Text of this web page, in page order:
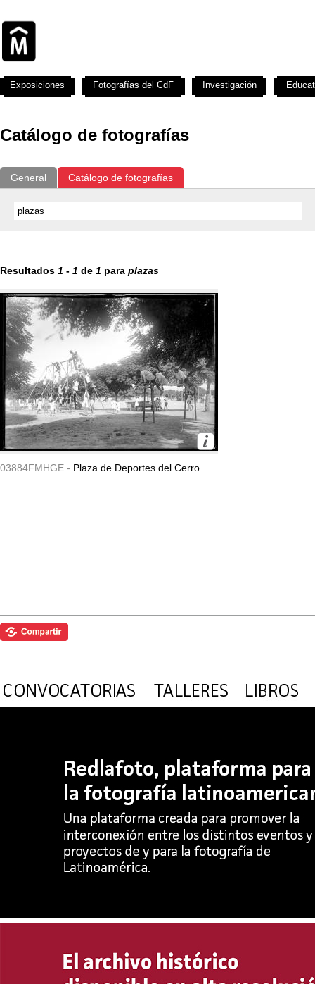
Catálogo de fotografías
General Catálogo de fotografías
Resultados 1 - 1 de 1 para plazas
03884FMHGE - Plaza de Deportes del Cerro.
Exposiciones Fotografías del CdF Investigación